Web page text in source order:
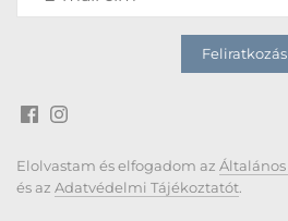
Elolvastam és elfogadom az
és az Adatvédelmi Tájékoztatót.